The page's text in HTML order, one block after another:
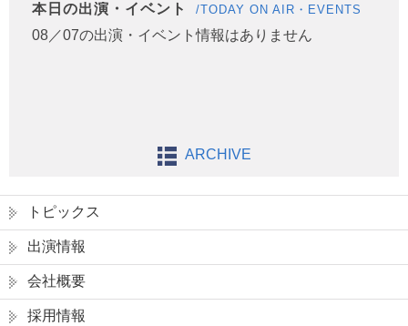
本日の出演・イベント /TODAY ON AIR・EVENTS
08／07の出演・イベント情報はありません
ARCHIVE
トピックス
出演情報
会社概要
採用情報